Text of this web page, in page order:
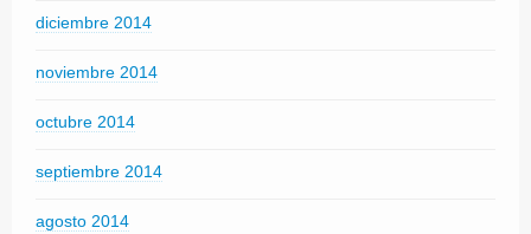
diciembre 2014
noviembre 2014
octubre 2014
septiembre 2014
agosto 2014